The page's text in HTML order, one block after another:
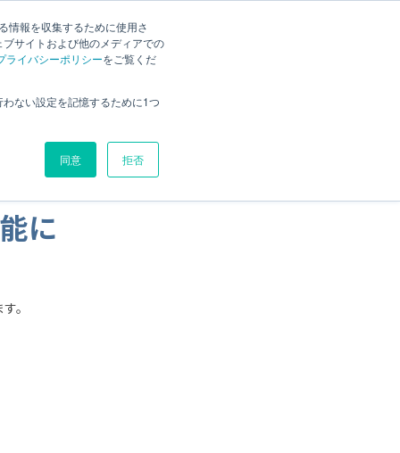
情報を収集するために使用さ
サイトおよび他のメディアでの
ライバシーポリシーをご覧くだ
ない設定を記憶するために1つ
同意 拒否
価格 ブログ
評価版ダウンロード
に
。